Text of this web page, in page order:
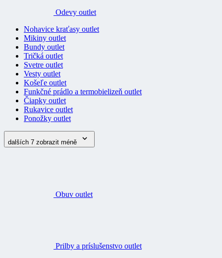
Odevy outlet
Nohavice kraťasy outlet
Mikiny outlet
Bundy outlet
Tričká outlet
Svetre outlet
Vesty outlet
Košeľe outlet
Funkčné prádlo a termobielizeň outlet
Čiapky outlet
Rukavice outlet
Ponožky outlet
dalších 7 zobrazit méně
Obuv outlet
Prilby a príslušenstvo outlet